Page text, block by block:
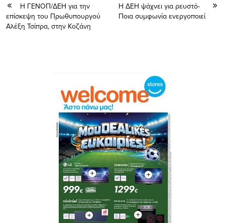
Η ΓΕΝΟΠ/ΔΕΗ για την
επίσκεψη του Πρωθυπουργού
Αλέξη Τσίπρα, στην Κοζάνη
Η ΔΕΗ ψάχνει για ρευστό-
Ποια συμφωνία ενεργοποιεί